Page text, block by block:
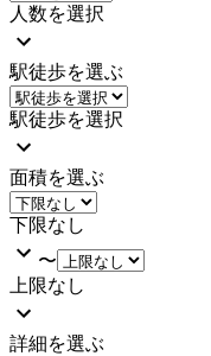
人数を選択
駅徒歩を選ぶ
駅徒歩を選択
面積を選ぶ
下限なし
〜
上限なし
詳細を選ぶ